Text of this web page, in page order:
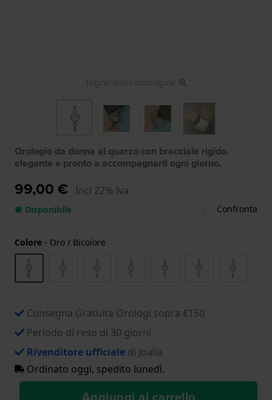
Ingrandisci immagine
Orologio da donna al quarzo con bracciale rigido,
elegante e pronto a accompagnarti ogni giorno.
99,00 € Incl 22% Iva
● Disponibile Confronta
Colore - Oro / Bicolore
Consegna Gratuita Orologi sopra €150
Periodo di reso di 30 giorni
Rivenditore ufficiale di Joalia
Ordinato oggi, spedito lunedì.